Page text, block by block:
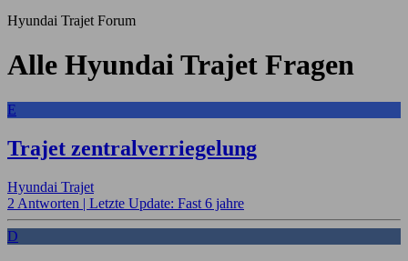
Hyundai Trajet Forum
Alle Hyundai Trajet Fragen
E
Trajet zentralverriegelung
Hyundai Trajet
2 Antworten | Letzte Update: Fast 6 jahre
D